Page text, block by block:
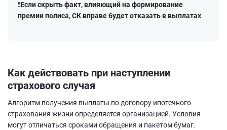
❗Если скрыть факт, влияющий на формирование
премии полиса, СК вправе будет отказать в выплатах
Как действовать при наступлении
страхового случая
Алгоритм получения выплаты по договору ипотечного
страхования жизни определяется организацией. Условия
могут отличаться сроками обращения и пакетом бумаг.